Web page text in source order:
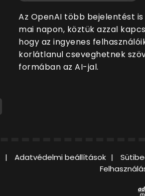
Az OpenAI több bejelentést
mai napon, köztük azzal
hogy az ingyenes
korlátlanul cseveghetnek
formában az AI-jal.
Adatvédelmi beállítások